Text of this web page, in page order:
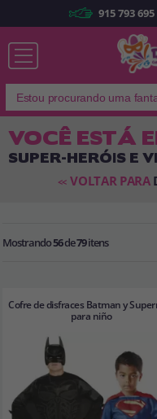
Já
Lembrar-me Esqueceu
Ao criar uma conta em
Vá em frente!
915 793 695
VOCÊ ESTÁ
SUPER-HERÓIS E
<< VOLTAR PARA
Mostrando56de79itens
Cofre de disfraces Batman y
para niño